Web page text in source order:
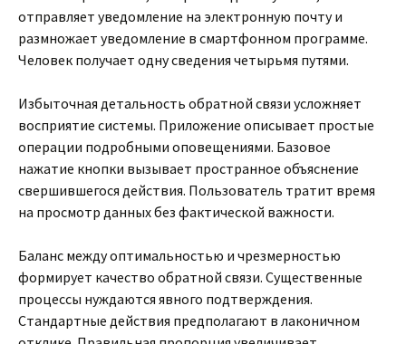
отправляет уведомление на электронную почту и
размножает уведомление в смартфонном программе.
Человек получает одну сведения четырьмя путями.
Избыточная детальность обратной связи усложняет
восприятие системы. Приложение описывает простые
операции подробными оповещениями. Базовое
нажатие кнопки вызывает пространное объяснение
свершившегося действия. Пользователь тратит время
на просмотр данных без фактической важности.
Баланс между оптимальностью и чрезмерностью
формирует качество обратной связи. Существенные
процессы нуждаются явного подтверждения.
Стандартные действия предполагают в лаконичном